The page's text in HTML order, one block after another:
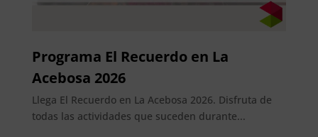
Programa El Recuerdo en La
Acebosa 2026
Llega El Recuerdo en La Acebosa 2026. Disfruta de
todas las actividades que suceden durante...